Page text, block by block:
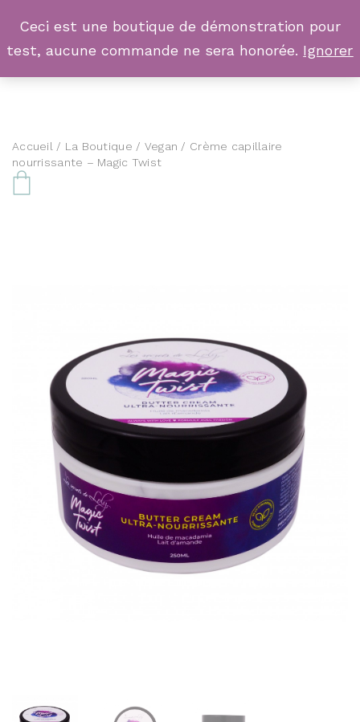
Accueil / La Boutique / Vegan / Crème capillaire
nourrissante – Magic Twist
Ceci est une boutique de démonstration pour
test, aucune commande ne sera honorée. Ignorer